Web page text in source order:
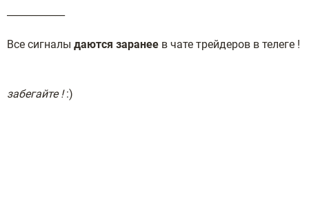
Все сигналы даются заранее в чате трейдеров в телеге !
забегайте !:)